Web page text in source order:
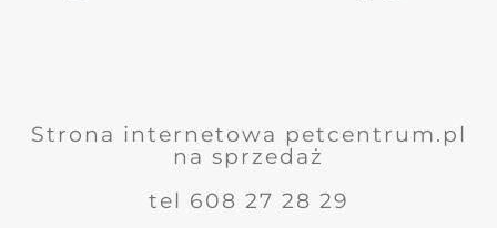
Strona internetowa petcentrum.pl
na sprzedaż
tel 608 27 28 29